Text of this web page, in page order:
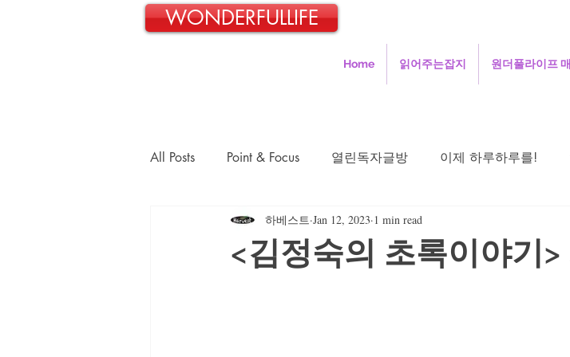
Home 읽어주는잡지 원더풀라이프
WONDERFULLIFE
All Posts Point & Focus 열린독자글방 이제 하루하루를!
일본교포 김민호의 파란신호등 주성철의 세상보기
<김정숙의 초록이야기
하베스트 Jan 12, 2023 1 min read